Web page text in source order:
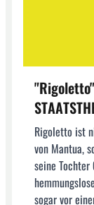
Rigoletto ist
von Mantua,
seine
sogar vor